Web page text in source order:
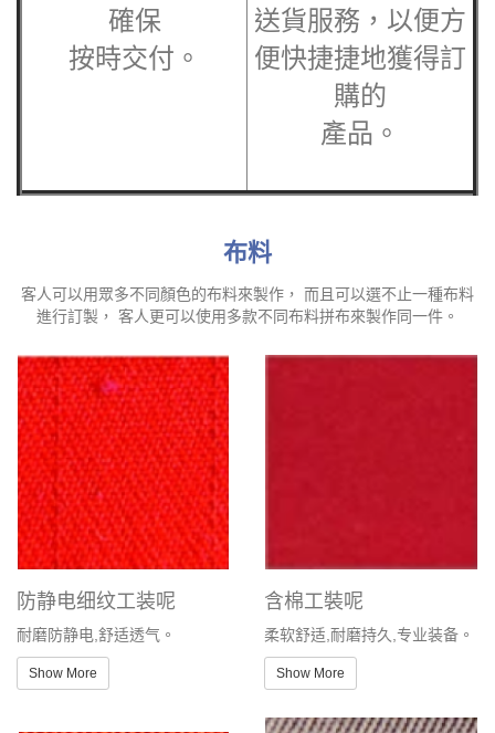
確保
按時交付。
送貨服務，以便方
便快捷捷地獲得訂
購的
產品。
布料
客人可以用眾多不同顏色的布料來製作， 而且可以選不止一種布料
進行訂製， 客人更可以使用多款不同布料拼布來製作同一件。
防静电细纹工装呢
耐磨防静电,舒适透气。
Show More
含棉工裝呢
柔软舒适,耐磨持久,专业装备。
Show More